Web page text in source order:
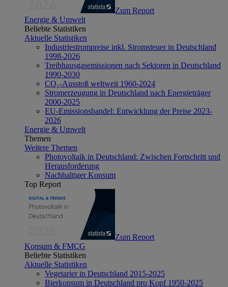
Zum Report
Energie & Umwelt
Beliebte Statistiken
Aktuelle Statistiken
Industriestrompreise inkl. Stromsteuer in Deutschland
1998-2026
Treibhausgasemissionen nach Sektoren in Deutschland
1990-2030
CO₂-Ausstoß weltweit 1960-2024
Stromerzeugung in Deutschland nach Energieträger
2000-2025
EU-Emissionshandel: Entwicklung der Preise 2023-
2026
Energie & Umwelt
Themen
Weitere Themen
Photovoltaik in Deutschland: Zwischen Fortschritt und
Herausforderung
Nachhaltiger Konsum
Top Report
Zum Report
Konsum & FMCG
Beliebte Statistiken
Aktuelle Statistiken
Vegetarier in Deutschland 2015-2025
Bierkonsum in Deutschland pro Kopf 1950-2025